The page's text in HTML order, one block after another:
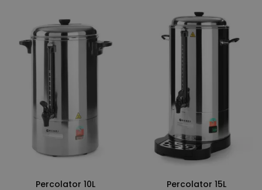
Percolator 10L
Percolator 15L